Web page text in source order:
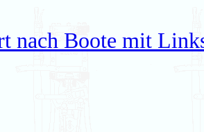
nach Boote mit